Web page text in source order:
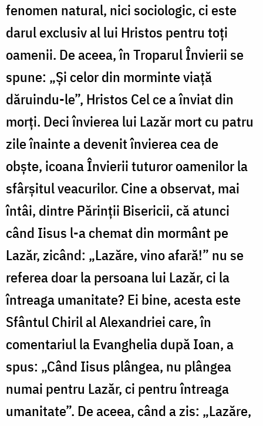
fenomen natural, nici sociologic, ci este
darul exclusiv al lui Hristos pentru toți
oamenii. De aceea, în Troparul Învierii se
spune: „Și celor din morminte viață
dăruindu-le”, Hristos Cel ce a înviat din
morți. Deci învierea lui Lazăr mort cu patru
zile înainte a devenit învierea cea de
obște, icoana Învierii tuturor oamenilor la
sfârșitul veacurilor. Cine a observat, mai
întâi, dintre Părinții Bisericii, că atunci
când Iisus l-a chemat din mormânt pe
Lazăr, zicând: „Lazăre, vino afară!” nu se
referea doar la persoana lui Lazăr, ci la
întreaga umanitate? Ei bine, acesta este
Sfântul Chiril al Alexandriei care, în
comentariul la Evanghelia după Ioan, a
spus: „Când Iisus plângea, nu plângea
numai pentru Lazăr, ci pentru întreaga
umanitate”. De aceea, când a zis: „Lazăre,